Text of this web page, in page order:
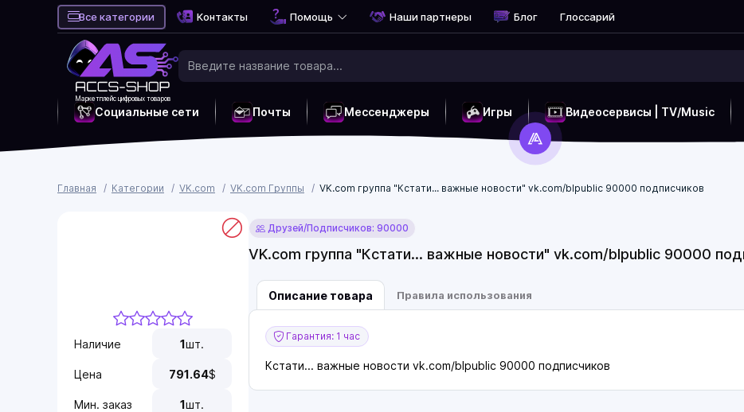
Все категории Контакты Помощь Наши партнеры Блог Глоссарий
Маркетплейс цифровых товаров
Социальные сети Почты Мессенджеры Игры Видеосервисы | TV/Music
Главная Категории VK.com VK.com Группы VK.com группа "Кстати... важные новости" vk.com/blpublic 90000 подписчиков
Наличие 1шт.
Цена 791.64$
Мин. заказ 1шт.
Друзей/Подписчиков: 90000
VK.com группа "Кстати... важные новости" vk.com/blpublic 90000
Описание товара Правила использования
Гарантия: 1 час
Кстати... важные новости vk.com/blpublic 90000 подписчиков